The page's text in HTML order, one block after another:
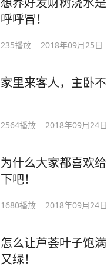
呼呼冒！
235播放 2018年09月25日
家里来客人，主卧
2564播放 2018年09月24日
为什么大家都喜欢
下吧！
1680播放 2018年09月24日
怎么让芦荟叶子饱
又绿！